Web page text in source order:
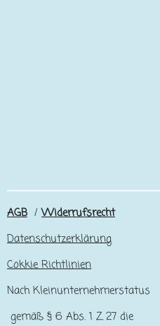
AGB /Widerrufsrecht
Datenschutzerklärung
Cokkie Richtlinien
Nach Kleinunternehmerstatus
gemäß § 6 Abs. 1 Z 27 die